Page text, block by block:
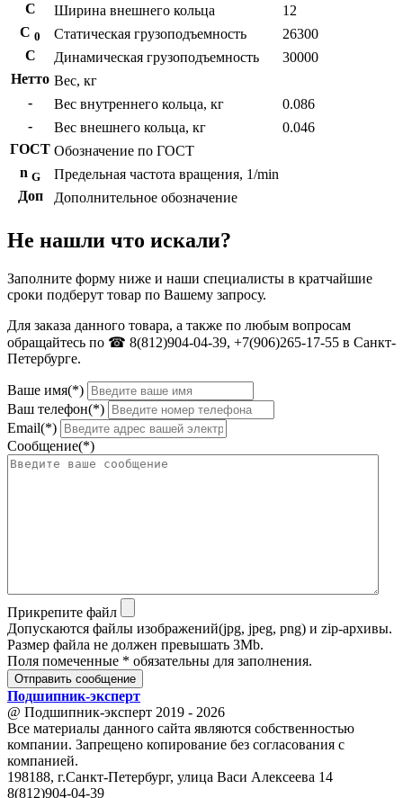
С
Ширина внешнего кольца
12
С 0 Статическая грузоподъемность
26300
C
Динамическая грузоподъемность
30000
Нетто Вес, кг
-
Вес внутреннего кольца, кг
0.086
-
Вес внешнего кольца, кг
0.046
ГОСТ Обозначение по ГОСТ
n G
Предельная частота вращения, 1/min
Доп
Дополнительное обозначение
Не нашли что искали?
Заполните форму ниже и наши специалисты в кратчайшие
сроки подберут товар по Вашему запросу.
Для заказа данного товара, а также по любым вопросам
обращайтесь по ☎ 8(812)904-04-39, +7(906)265-17-55 в Санкт-
Петербурге.
Ваше имя(*)
Ваш телефон(*)
Email(*)
Сообщение(*)
Прикрепите файл
Допускаются файлы изображений(jpg, jpeg, png) и zip-архивы.
Размер файла не должен превышать 3Mb.
Поля помеченные * обязательны для заполнения.
Отправить сообщение
Подшипник-эксперт
@ Подшипник-эксперт 2019 - 2026
Все материалы данного сайта являются собственностью
компании. Запрещено копирование без согласования с
компанией.
198188, г.Санкт-Петербург, улица Васи Алексеева 14
8(812)904-04-39